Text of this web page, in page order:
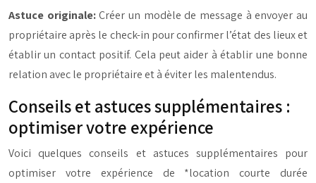
Astuce originale:Créer un modèle de message à envoyer au
propriétaire après le check-in pour confirmer l’état des lieux et
établir un contact positif. Cela peut aider à établir une bonne
relation avec le propriétaire et à éviter les malentendus.
Conseils et astuces supplémentaires :
optimiser votre expérience
Voici quelques conseils et astuces supplémentaires pour
optimiser votre expérience de *location courte durée